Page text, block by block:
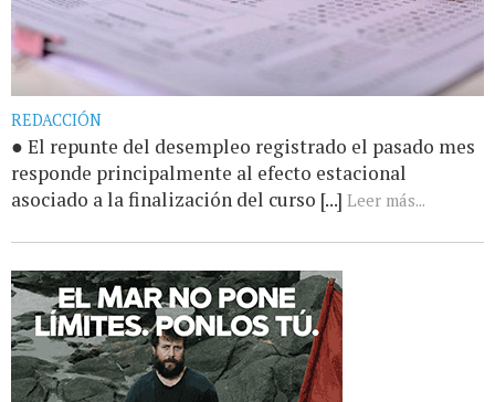
REDACCIÓN
● El repunte del desempleo registrado el pasado mes
responde principalmente al efecto estacional
asociado a la finalización del curso [...] Leer más...